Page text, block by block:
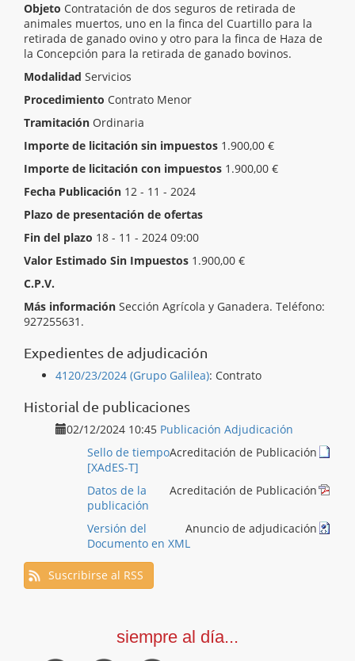
Objeto Contratación de dos seguros de retirada de
animales muertos, uno en la finca del Cuartillo para la
retirada de ganado ovino y otro para la finca de Haza de
la Concepción para la retirada de ganado bovinos.
Modalidad Servicios
Procedimiento Contrato Menor
Tramitación Ordinaria
Importe de licitación sin impuestos 1.900,00 €
Importe de licitación con impuestos 1.900,00 €
Fecha Publicación 12 - 11 - 2024
Plazo de presentación de ofertas
Inicio del plazo 12 - 11 - 2024 13:30
Fin del plazo 18 - 11 - 2024 09:00
Valor Estimado Sin Impuestos 1.900,00 €
C.P.V.
Más información Sección Agrícola y Ganadera. Teléfono:
927255631.
Expedientes de adjudicación
4120/23/2024 (Grupo Galilea): Contrato
Historial de publicaciones
02/12/2024 10:45 Publicación Adjudicación
Acreditación de Publicación
Sello de tiempo
[XAdES-T]
Acreditación de Publicación
Datos de la
publicación
Anuncio de adjudicación
Versión del
Documento en XML
Suscribirse al RSS
siempre al día...